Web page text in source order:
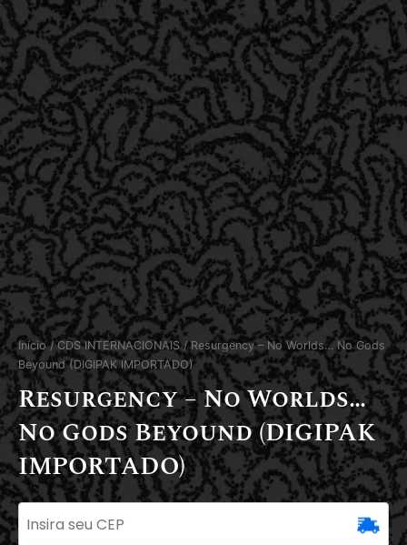
Início/CDS INTERNACIONAIS/ Resurgency – No Worlds… No Gods
Beyound (DIGIPAK IMPORTADO)
Resurgency – No Worlds…
No Gods Beyound (DIGIPAK
IMPORTADO)